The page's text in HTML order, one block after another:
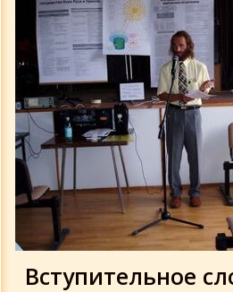
Вступительное
В Одессе 12.11.2005